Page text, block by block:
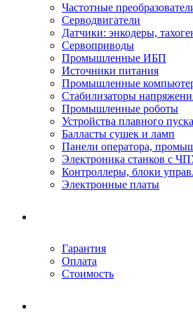
Частотные
Серводвигатели
Датчики: энкодеры,
Сервоприводы
Промышленные ИБП
Источники питания
Промышленные
Стабилизаторы
Промышленные роботы
Устройства плавного пуска
Балласты сушек и ламп
Панели оператора,
Электроника станков с
Контроллеры, блоки
Электронные платы
Гарантия
Оплата
Стоимость